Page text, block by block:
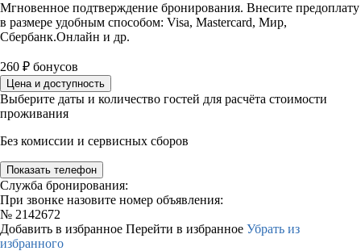
Мгновенное подтверждение бронирования. Внесите предоплату
в размере удобным способом: Visa, Mastercard, Мир,
Сбербанк.Онлайн и др.
260 ₽ бонусов
Цена и доступность
Выберите даты и количество гостей для расчёта стоимости
проживания
Без комиссии и сервисных сборов
Показать телефон
Служба бронирования:
При звонке назовите номер объявления:
№ 2142672
Добавить в избранное Перейти в избранное Убрать из
избранного